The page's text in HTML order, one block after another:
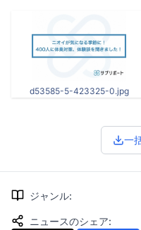
d53585-5-423325-0.jpg
一
ジャンル:
ニュースのシェア: